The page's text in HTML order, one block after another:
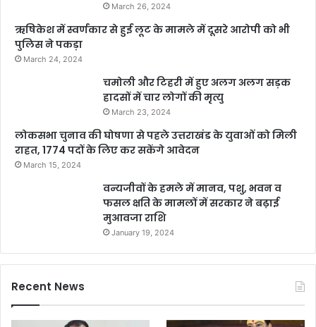
March 26, 2024
ऋषिकेश में स्वर्णकार से हुई लूट के मामले में दूसरे आरोपी को भी
पुलिस ने पकड़ा
March 24, 2024
चमोली और टिहरी में हुए अलग अलग सड़क
हादसों में चार लोगों की मृत्यु
March 23, 2024
लोकसभा चुनाव की घोषणा से पहले उत्तराखंड के युवाओं को मिली
राहत, 1774 पदों के लिए कर सकेंगे आवेदन
March 15, 2024
वन्यजीवों के हमले में मानव, पशु, भवन व
फसल क्षति के मामलों में सरकार ने बढ़ाई
मुआवजा राशि
January 19, 2024
Recent News